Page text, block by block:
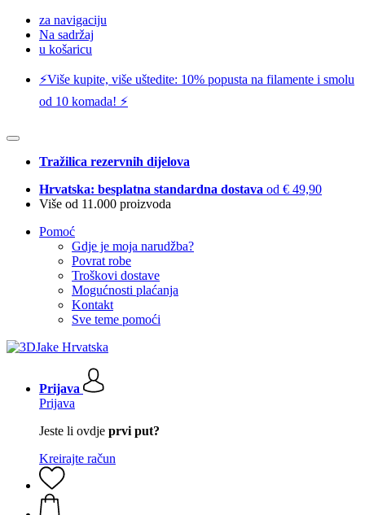
za navigaciju
Na sadržaj
u košaricu
⚡️Više kupite, više uštedite: 10% popusta na filamente i smolu
od 10 komada! ⚡️
Tražilica rezervnih dijelova
Hrvatska: besplatna standardna dostava od € 49,90
Više od 11.000 proizvoda
Pomoć
Gdje je moja narudžba?
Povrat robe
Troškovi dostave
Mogućnosti plaćanja
Kontakt
Sve teme pomoći
Prijava
Prijava
Jeste li ovdje prvi put?
Kreirajte račun